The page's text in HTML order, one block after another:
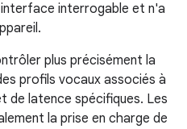
interrogable et n'a
plus précisément la
profils vocaux associés à
de latence spécifiques. Les
la prise en charge de